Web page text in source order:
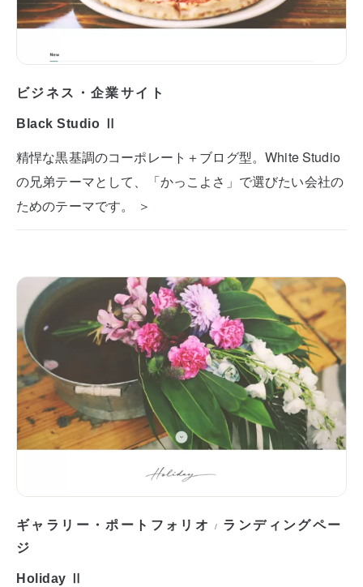
ビジネス・企業サイト
Black Studio Ⅱ
精悍な黒基調のコーポレート＋ブログ型。White Studio
の兄弟テーマとして、「かっこよさ」で選びたい会社の
ためのテーマです。 ＞
ギャラリー・ポートフォリオ / ランディングペー
ジ
Holiday Ⅱ